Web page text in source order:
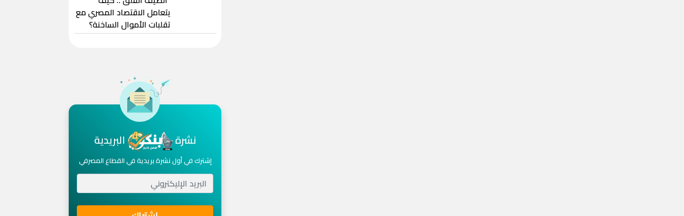
يتعامل الاقتصاد المصري مع
تقلبات الأموال الساخنة؟
نشرة البريدية
إشترك في أول نشرة بريدية في القطاع المصرفي